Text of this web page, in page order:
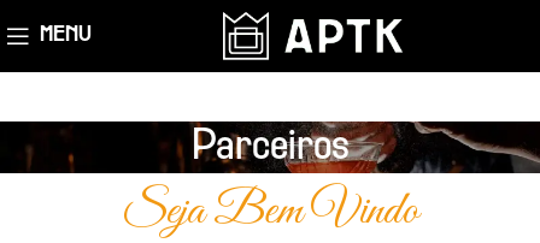
MENU
Parceiros
Seja Bem Vindo